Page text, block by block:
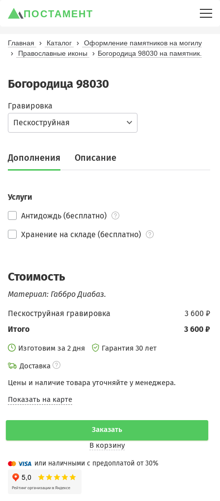
ПОСТАМЕНТ
Главная Каталог
Оформление памятников на могилу
Православные иконы
Богородица 98030 на памятник.
Богородица 98030
Пескоструйная
Гравировка
Дополнения Описание
Услуги
Антидождь (бесплатно)
Хранение на складе (бесплатно)
Стоимость
Материал: Габбро Диабаз.
3 600 ₽
Пескоструйная гравировка
3 600 ₽
Итого
Изготовим за 2 дня
Гарантия 30 лет
Доставка
Цены и наличие товара уточняйте у менеджера.
Показать на карте
Заказать
В корзину
или наличными с предоплатой от 30%